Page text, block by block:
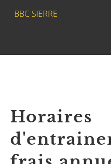
BBC SIERRE
Horaires